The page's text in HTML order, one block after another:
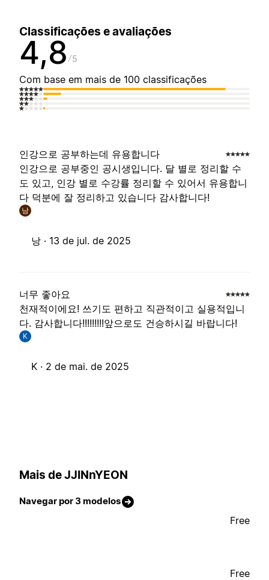
Classificações e avaliações
4,8 5
Com base em mais de 100 classificações
인강으로 공부하는데 유용합니다
인강으로 공부중인 공시생입니다. 달 별로 정리할 수
도 있고, 인강 별로 수강률 정리할 수 있어서 유용합니
다 덕분에 잘 정리하고 있습니다 감사합니다!
낭
낭 · 13 de jul. de 2025
너무 좋아요
천재적이에요! 쓰기도 편하고 직관적이고 실용적입니
다. 감사합니다!!!!!!!!!앞으로도 건승하시길 바랍니다!
K
K · 2 de mai. de 2025
Mais de JJINnYEON
Navegar por 3 modelos
Free
Free